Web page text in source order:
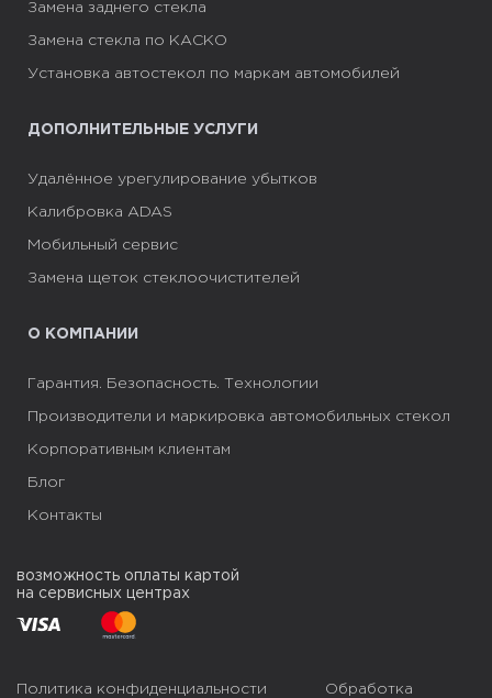
г. Ивано-Франковск, Угорники, ул
Пн-Пт 09:00-16:00
+38 050 851 92 20
Пн-Пт 09:00-16:00
Замена заднего стекла
Замена стекла по КАСКО
Установка автостекол по маркам автомобилей
ДОПОЛНИТЕЛЬНЫЕ УСЛУГИ
Удалённое урегулирование убытков
Калибровка ADAS
Мобильный сервис
Замена щеток стеклоочистителей
О КОМПАНИИ
Гарантия. Безопасность. Технологии
Производители и маркировка автомобильных стекол
Корпоративным клиентам
Блог
Контакты
возможность оплаты картой
на сервисных центрах
Политика конфиденциальности
Обработка